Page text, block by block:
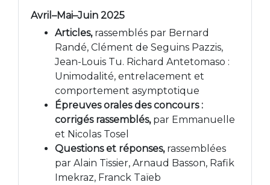
Avril–Mai–Juin 2025
Articles,rassemblés par Bernard
Randé, Clément de Seguins Pazzis,
Jean-Louis Tu. Richard Antetomaso :
Unimodalité, entrelacement et
comportement asymptotique
Épreuves orales des concours :
corrigés rassemblés,par Emmanuelle
et Nicolas Tosel
Questions et réponses,rassemblées
par Alain Tissier, Arnaud Basson, Rafik
Imekraz, Franck Taïeb